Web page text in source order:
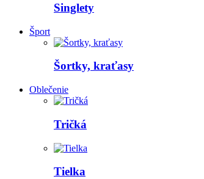
Singlety
Šport
Šortky, kraťasy
Oblečenie
Tričká
Tielka